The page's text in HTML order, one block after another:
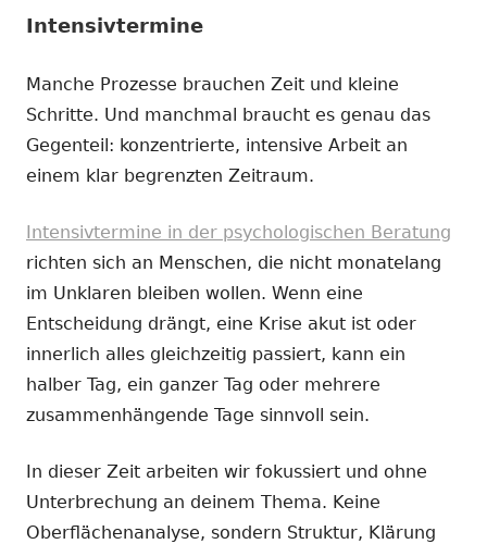
Intensivtermine
Manche Prozesse brauchen Zeit und kleine
Schritte. Und manchmal braucht es genau das
Gegenteil: konzentrierte, intensive Arbeit an
einem klar begrenzten Zeitraum.
Intensivtermine in der psychologischen Beratung
richten sich an Menschen, die nicht monatelang
im Unklaren bleiben wollen. Wenn eine
Entscheidung drängt, eine Krise akut ist oder
innerlich alles gleichzeitig passiert, kann ein
halber Tag, ein ganzer Tag oder mehrere
zusammenhängende Tage sinnvoll sein.
In dieser Zeit arbeiten wir fokussiert und ohne
Unterbrechung an deinem Thema. Keine
Oberflächenanalyse, sondern Struktur, Klärung